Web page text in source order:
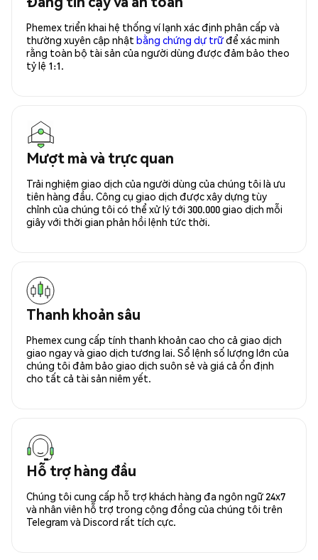
Phemex triển khai hệ thống ví lạnh xác định phân cấp và
thường xuyên cập nhật bằng chứng dự trữđể xác minh
rằng toàn bộ tài sản của người dùng được đảm bảo theo
tỷ lệ 1:1.
Mượt mà và trực quan
Trải nghiệm giao dịch của người dùng của chúng tôi là ưu
tiên hàng đầu. Công cụ giao dịch được xây dựng tùy
chỉnh của chúng tôi có thể xử lý tới 300.000 giao dịch mỗi
giây với thời gian phản hồi lệnh tức thời.
Thanh khoản sâu
Phemex cung cấp tính thanh khoản cao cho cả giao dịch
giao ngay và giao dịch tương lai. Sổ lệnh số lượng lớn của
chúng tôi đảm bảo giao dịch suôn sẻ và giá cả ổn định
cho tất cả tài sản niêm yết.
Hỗ trợ hàng đầu
Chúng tôi cung cấp hỗ trợ khách hàng đa ngôn ngữ 24x7
và nhân viên hỗ trợ trong cộng đồng của chúng tôi trên
Telegram và Discord rất tích cực.